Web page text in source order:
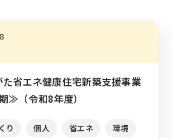
省エネ健康住宅新築支援事業
≫（令和8年度）
り 個人 省エネ 環境